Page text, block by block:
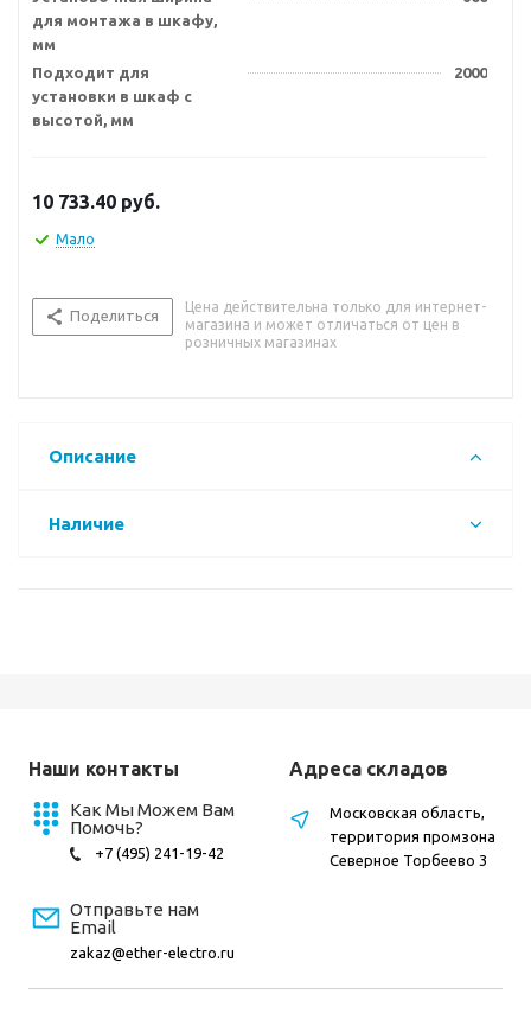
для монтажа в шкафу,
мм
Подходит для
установки в шкаф с
высотой, мм
2000
10 733.40 руб.
Мало
Поделиться
Цена действительна только для интернет-
магазина и может отличаться от цен в
розничных магазинах
Описание
Наличие
Наши контакты
Как Мы Можем Вам
Помочь?
+7 (495) 241-19-42
Отправьте нам
Email
zakaz@ether-electro.ru
Адреса складов
Московская область,
территория промзона
Северное Торбеево 3